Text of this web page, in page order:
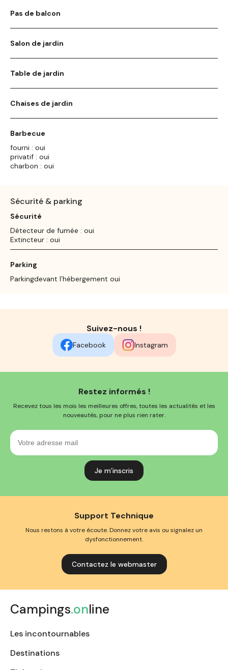
Pas de balcon
Salon de jardin
Table de jardin
Chaises de jardin
Barbecue
fourni : oui
privatif : oui
charbon : oui
Sécurité & parking
Sécurité
Détecteur de fumée : oui
Extincteur : oui
Parking
Parkingdevant l’hébergement oui
Suivez-nous !
Facebook Instagram
Restez informés !
Recevez tous les mois les meilleures offres, toutes les actualités et les
nouveautés, pour ne plus rien rater.
Votre
adresse
mail
Support Technique
Nous restons à votre écoute. Donnez votre avis ou signalez un
dysfonctionnement.
Contactez le webmaster
Campings.online
Les incontournables
Destinations